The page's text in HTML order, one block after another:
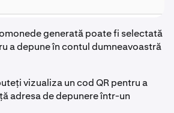
generată poate fi selectată
a depune în contul dumneavoastră
vizualiza un cod QR pentru a
adresa de depunere într-un